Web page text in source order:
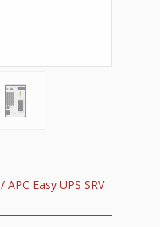
/ APC Easy UPS SRV